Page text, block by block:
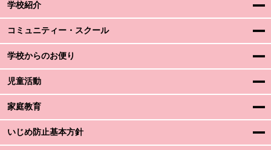
学校紹介
コミュニティー・スクール
学校からのお便り
児童活動
家庭教育
いじめ防止基本方針